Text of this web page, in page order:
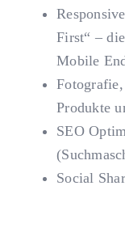
First“ –
Mobile
Produkte
SEO
Social